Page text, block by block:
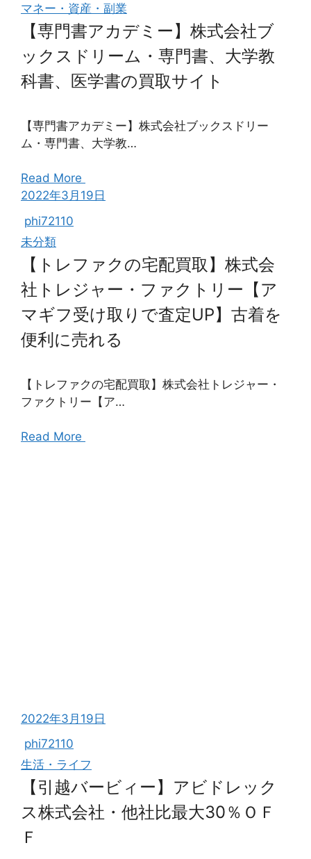
マネー・資産・副業
【専門書アカデミー】株式会社ブ
ックスドリーム・専門書、大学教
科書、医学書の買取サイト
【専門書アカデミー】株式会社ブックスドリー
ム・専門書、大学教…
Read More
2022年3月19日
phi72110
未分類
【トレファクの宅配買取】株式会
社トレジャー・ファクトリー【ア
マギフ受け取りで査定UP】古着を
便利に売れる
【トレファクの宅配買取】株式会社トレジャー・
ファクトリー【ア…
Read More
2022年3月19日
phi72110
生活・ライフ
【引越バービィー】アビドレック
ス株式会社・他社比最大30％ＯＦ
Ｆ